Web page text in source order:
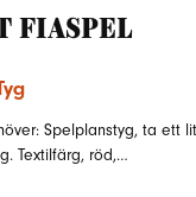
Fiaspel
Spelplanstyg, ta ett
Textilfärg, röd,…